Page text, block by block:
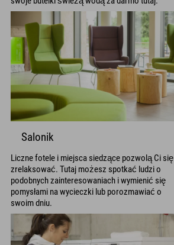
Salonik
Liczne fotele i miejsca siedzące pozwolą Ci się
zrelaksować. Tutaj możesz spotkać ludzi o
podobnych zainteresowaniach i wymienić się
pomysłami na wycieczki lub porozmawiać o
swoim dniu.